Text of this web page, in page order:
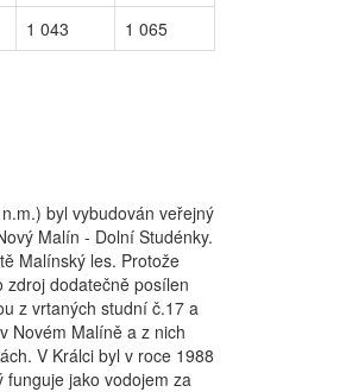
1 043 1 065
byl vybudován veřejný
Malín - Dolní Studénky.
Malínský les. Protože
dodatečně posílen
z vrtaných studní č.17 a
Novém Malíně a z nich
V Králci byl v roce 1988
jako vodojem za